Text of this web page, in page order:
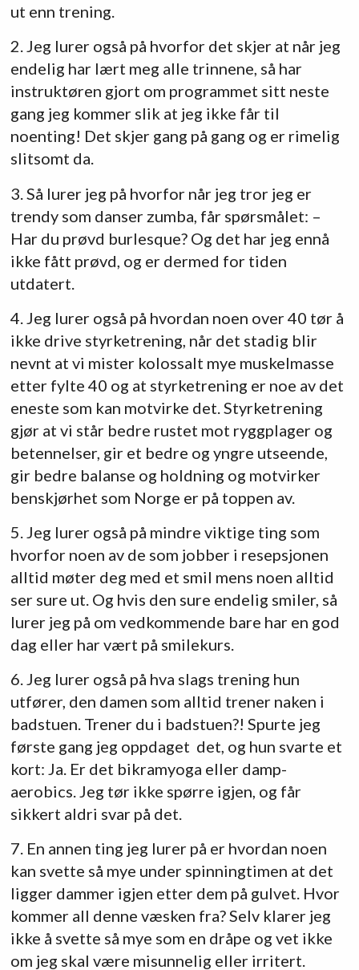
ut enn trening.
2. Jeg lurer også på hvorfor det skjer at når jeg
endelig har lært meg alle trinnene, så har
instruktøren gjort om programmet sitt neste
gang jeg kommer slik at jeg ikke får til
noenting! Det skjer gang på gang og er rimelig
slitsomt da.
3. Så lurer jeg på hvorfor når jeg tror jeg er
trendy som danser zumba, får spørsmålet: –
Har du prøvd burlesque? Og det har jeg ennå
ikke fått prøvd, og er dermed for tiden
utdatert.
4. Jeg lurer også på hvordan noen over 40 tør å
ikke drive styrketrening, når det stadig blir
nevnt at vi mister kolossalt mye muskelmasse
etter fylte 40 og at styrketrening er noe av det
eneste som kan motvirke det. Styrketrening
gjør at vi står bedre rustet mot ryggplager og
betennelser, gir et bedre og yngre utseende,
gir bedre balanse og holdning og motvirker
benskjørhet som Norge er på toppen av.
5. Jeg lurer også på mindre viktige ting som
hvorfor noen av de som jobber i resepsjonen
alltid møter deg med et smil mens noen alltid
ser sure ut. Og hvis den sure endelig smiler, så
lurer jeg på om vedkommende bare har en god
dag eller har vært på smilekurs.
6. Jeg lurer også på hva slags trening hun
utfører, den damen som alltid trener naken i
badstuen. Trener du i badstuen?! Spurte jeg
første gang jeg oppdaget det, og hun svarte et
kort: Ja. Er det bikramyoga eller damp-
aerobics. Jeg tør ikke spørre igjen, og får
sikkert aldri svar på det.
7. En annen ting jeg lurer på er hvordan noen
kan svette så mye under spinningtimen at det
ligger dammer igjen etter dem på gulvet. Hvor
kommer all denne væsken fra? Selv klarer jeg
ikke å svette så mye som en dråpe og vet ikke
om jeg skal være misunnelig eller irritert.